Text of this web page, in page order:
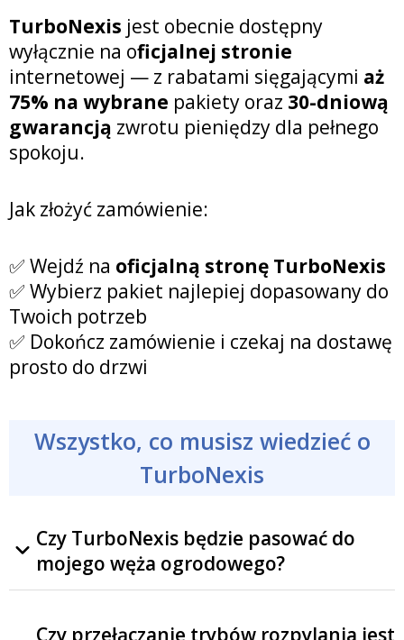
TurboNexis jest obecnie dostępny
wyłącznie na oficjalnej stronie
internetowej — z rabatami sięgającymi aż
75% na wybrane pakiety oraz 30-dniową
gwarancją zwrotu pieniędzy dla pełnego
spokoju.
Jak złożyć zamówienie:
✅ Wejdź na oficjalną stronę TurboNexis
✅ Wybierz pakiet najlepiej dopasowany do
Twoich potrzeb
✅ Dokończ zamówienie i czekaj na dostawę
prosto do drzwi
Wszystko, co musisz wiedzieć o
TurboNexis
Czy TurboNexis będzie pasować do
mojego węża ogrodowego?
Tak, TurboNexis
pasuje do wszystkich
Czy przełączanie trybów rozpylania jest